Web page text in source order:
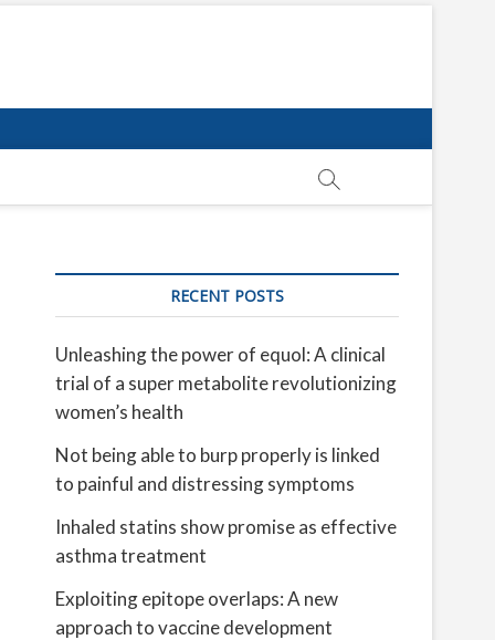
RECENT POSTS
Unleashing the power of equol: A clinical
trial of a super metabolite revolutionizing
women’s health
Not being able to burp properly is linked
to painful and distressing symptoms
Inhaled statins show promise as effective
asthma treatment
Exploiting epitope overlaps: A new
approach to vaccine development